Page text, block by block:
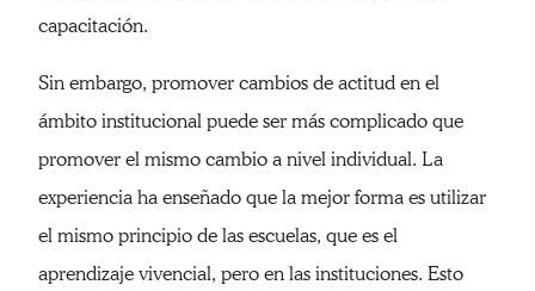
capacitación.
Sin embargo, promover cambios de actitud en el
ámbito institucional puede ser más complicado que
promover el mismo cambio a nivel individual. La
experiencia ha enseñado que la mejor forma es utilizar
el mismo principio de las escuelas, que es el
aprendizaje vivencial, pero en las instituciones. Esto